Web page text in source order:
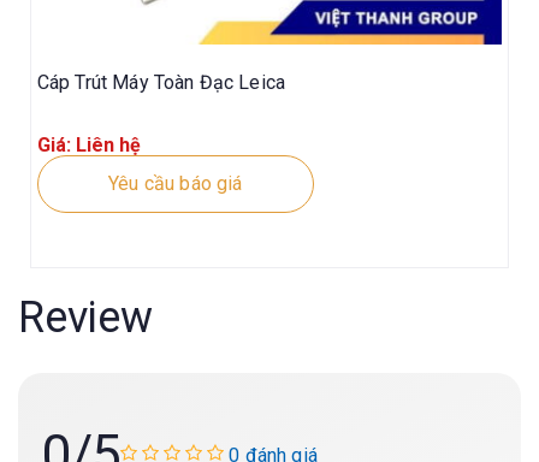
Cáp Trút Máy Toàn Đạc Leica
Giá: Liên hệ
Yêu cầu báo giá
Review
0 đánh giá